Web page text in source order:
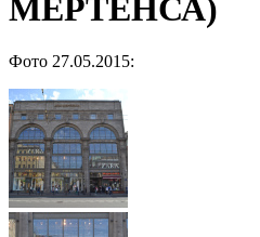
МЕРТЕНСА)
Фото 27.05.2015: